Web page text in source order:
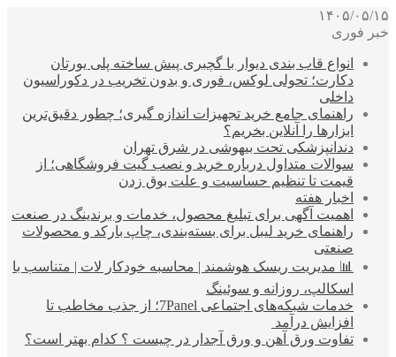
۱۴۰۵/۰۵/۱۵
خبر فوری
انواع قاب بندی دیوار با گچبری پیش ساخته پلی یورتان
دکارت؛ تحولی لوکس، فوری و بدون تخریب در دکوراسیون
داخلی
راهنمای جامع خرید تجهیزات اندازه گیری؛ چطور دقیق‌ترین
ابزارها را آنلاین بخریم؟
دندانپزشکی تحت بیهوشی در شرق تهران
سوالات متداول درباره خرید و نصب گیت فروشگاهی؛ از
قیمت تا تنظیم حساسیت و علت بوق زدن
اخبار هفته
اهمیت آگهی برای تبلیغ محصول، خدمات و برندینگ در صنعت
راهنمای خرید لیبل برای بسته‌بندی، چاپ بارکد و محصولات
صنعتی
📊 مدیریت ریسک هوشمند | محاسبه خودکار لات | متناسب با
اسکالپ، روزانه و سوئینگ
خدمات شبکه‌های اجتماعی 7Panel؛ از جذب مخاطب تا
افزایش درآمد
تفاوت ورق آهن و ورق آجدار در چیست ؟ کدام بهتر است؟